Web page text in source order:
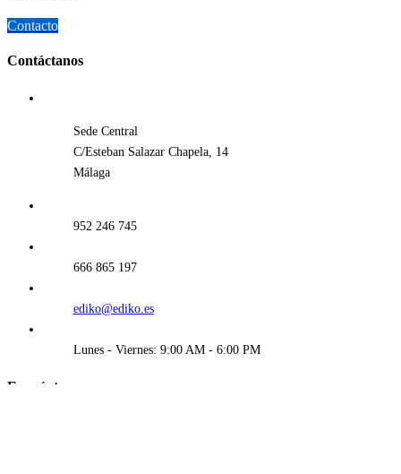
Contacto
Contáctanos
Sede Central
C/Esteban Salazar Chapela, 14
Málaga
952 246 745
666 865 197
ediko@ediko.es
Lunes - Viernes: 9:00 AM - 6:00 PM
Encuéntranos